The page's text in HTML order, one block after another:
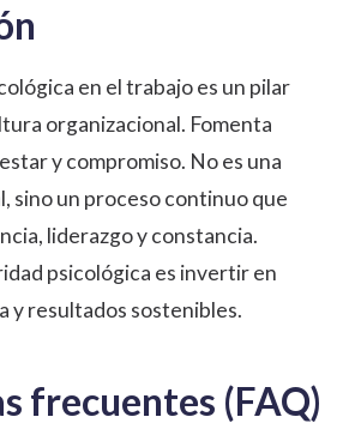
en el trabajo es un pilar
organizacional. Fomenta
y compromiso. No es una
sino un proceso continuo que
liderazgo y constancia.
psicológica es invertir en
y resultados sostenibles.
frecuentes (FAQ)